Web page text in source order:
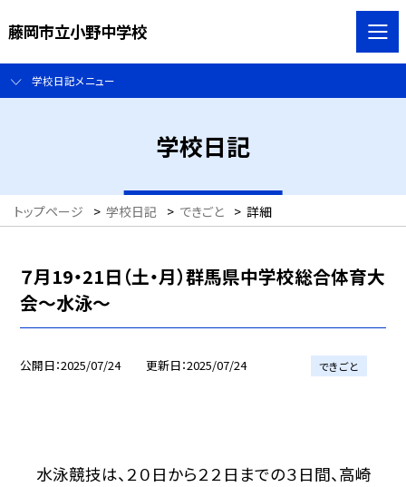
藤岡市立小野中学校
学校日記メニュー
学校日記
トップページ > 学校日記 > できごと > 詳細
７月19・21日（土・月）群馬県中学校総合体育大
会～水泳～
公開日 2025/07/24 更新日 2025/07/24 できごと
水泳競技は、２０日から２２日までの３日間、高崎